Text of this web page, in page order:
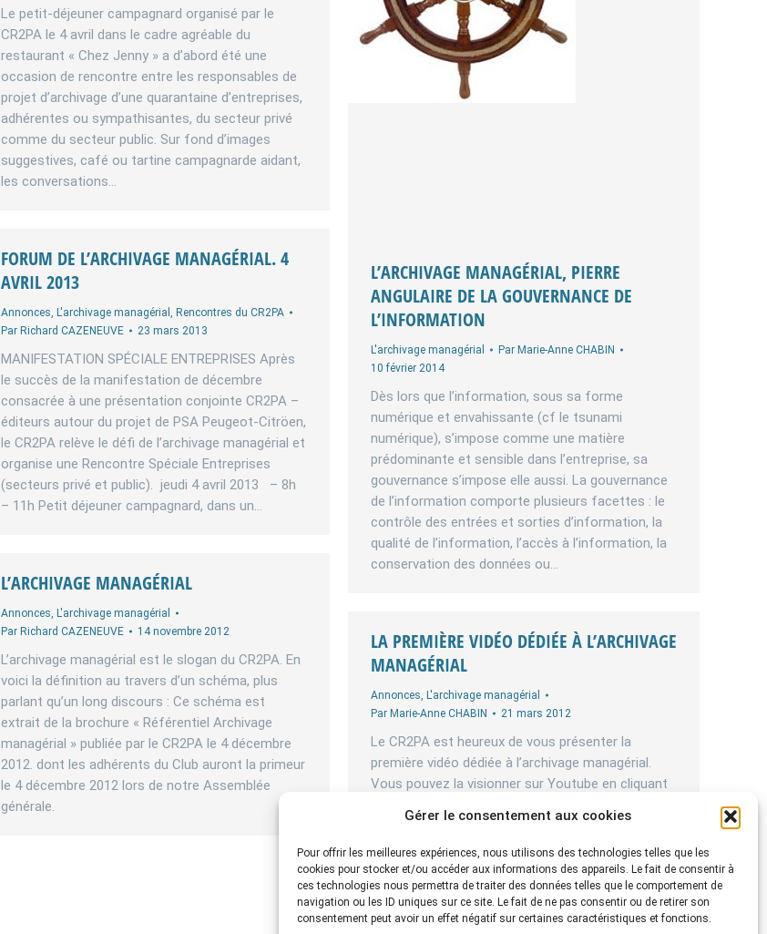
Gérer le consentement aux cookies
Pour offrir les meilleures expériences, nous utilisons des technologies telles que les
cookies pour stocker et/ou accéder aux informations des appareils. Le fait de consentir à
ces technologies nous permettra de traiter des données telles que le comportement de
navigation ou les ID uniques sur ce site. Le fait de ne pas consentir ou de retirer son
consentement peut avoir un effet négatif sur certaines caractéristiques et fonctions.
L’ARCHIVAGE MANAGÉRIAL, PIERRE
ANGULAIRE DE LA GOUVERNANCE DE
L’INFORMATION
L'archivage managérial Par Marie-Anne CHABIN
10 février 2014
Dès lors que l’information, sous sa forme
numérique et envahissante (cf le tsunami
numérique), s’impose comme une matière
prédominante et sensible dans l’entreprise, sa
gouvernance s’impose elle aussi. La gouvernance
de l’information comporte plusieurs facettes : le
contrôle des entrées et sorties d’information, la
qualité de l’information, l’accès à l’information, la
conservation des données ou…
Le petit-déjeuner campagnard organisé par le
CR2PA le 4 avril dans le cadre agréable du
restaurant « Chez Jenny » a d’abord été une
occasion de rencontre entre les responsables de
projet d’archivage d’une quarantaine d’entreprises,
adhérentes ou sympathisantes, du secteur privé
comme du secteur public. Sur fond d’images
suggestives, café ou tartine campagnarde aidant,
les conversations…
FORUM DE L’ARCHIVAGE MANAGÉRIAL. 4
AVRIL 2013
Annonces, L'archivage managérial , Rencontres du CR2PA
Par Richard CAZENEUVE 23 mars 2013
MANIFESTATION SPÉCIALE ENTREPRISES Après
le succès de la manifestation de décembre
consacrée à une présentation conjointe CR2PA –
éditeurs autour du projet de PSA Peugeot-Citröen,
le CR2PA relève le défi de l’archivage managérial et
organise une Rencontre Spéciale Entreprises
(secteurs privé et public). jeudi 4 avril 2013 – 8h
– 11h Petit déjeuner campagnard, dans un…
L’ARCHIVAGE MANAGÉRIAL
Annonces, L'archivage managérial
Par Richard CAZENEUVE 14 novembre 2012
L’archivage managérial est le slogan du CR2PA. En
voici la définition au travers d’un schéma, plus
parlant qu’un long discours : Ce schéma est
extrait de la brochure « Référentiel Archivage
managérial » publiée par le CR2PA le 4 décembre
2012. dont les adhérents du Club auront la primeur
le 4 décembre 2012 lors de notre Assemblée
générale.
LA PREMIÈRE VIDÉO DÉDIÉE À L’ARCHIVAGE
MANAGÉRIAL
Annonces, L'archivage managérial
Par Marie-Anne CHABIN 21 mars 2012
Le CR2PA est heureux de vous présenter la
première vidéo dédiée à l’archivage managérial.
Vous pouvez la visionner sur Youtube en cliquant
d’équipe par trois étudiants de l’INTD au CNAM qui
préparent le diplôme de « chef de projet en
ingénierie documentaire ». Le projet consistait à…